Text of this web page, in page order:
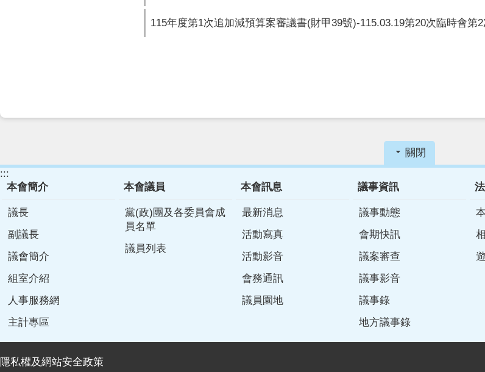
115年度第1次追加減預算案審議書(財甲39號)-115.03.19第20次臨時會第
關閉
:::
本會簡介
議長
副議長
議會簡介
組室介紹
人事服務網
主計專區
本會議員
黨(政)團及各委員會成
員名單
議員列表
本會訊息
最新消息
活動寫真
活動影音
會務通訊
議員園地
議事資訊
議事動態
會期快訊
議案審查
議事影音
議事錄
地方議事錄
隱私權及網站安全政策